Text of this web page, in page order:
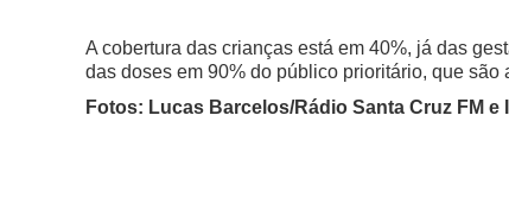
A cobertura das crianças está em 40%, já das
das doses em 90% do público prioritário, que
Fotos: Lucas Barcelos/Rádio Santa Cruz FM